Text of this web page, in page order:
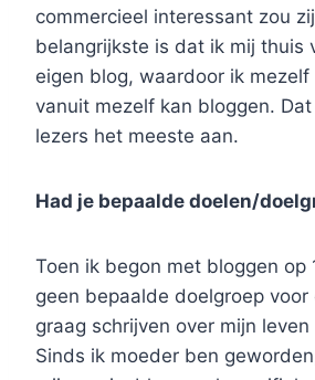
commercieel interessant zou
belangrijkste is dat ik mij thuis
eigen blog, waardoor ik mezelf
vanuit mezelf kan bloggen.
lezers het meeste aan.
Had je bepaalde doelen/
Toen ik begon met bloggen op
geen bepaalde doelgroep voor
graag schrijven over mijn
Sinds ik moeder ben